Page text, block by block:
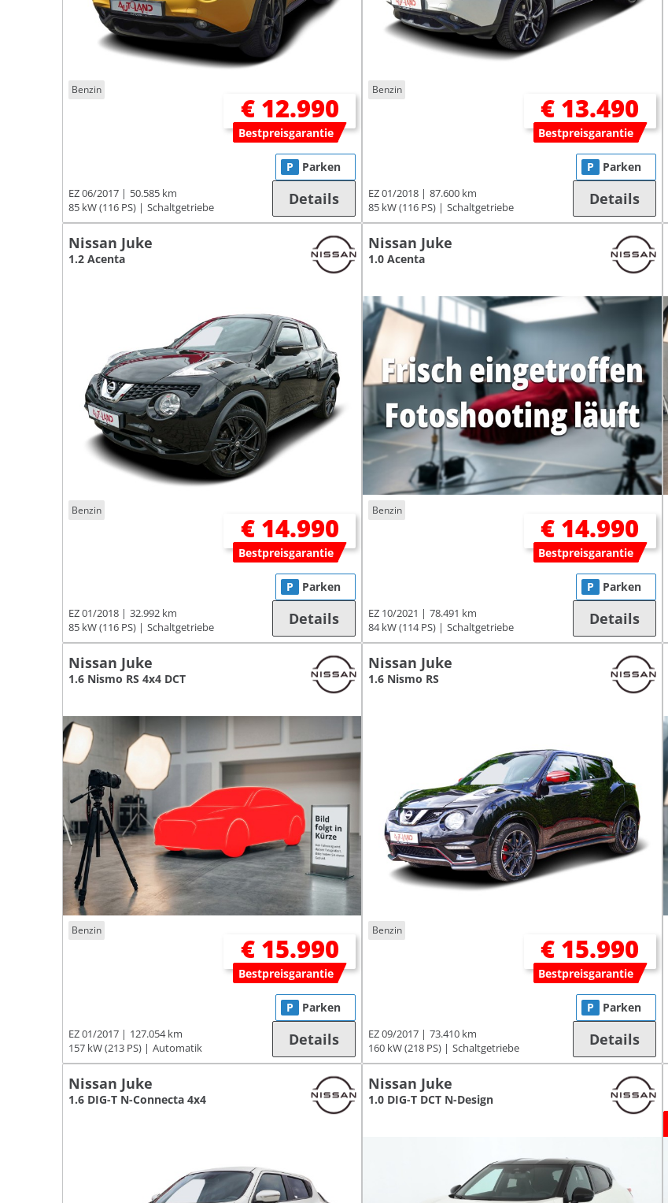
Benzin
€ 12.990
Bestpreisgarantie
EZ 06/2017
50.585 km
85 kW (116 PS)
Schaltgetriebe
P Parken
Details
Benzin
€ 13.490
Bestpreisgarantie
EZ 01/2018
87.600 km
85 kW (116 PS)
Schaltgetriebe
P Parken
Details
Nissan Juke
1.2 Acenta
Benzin
€ 14.990
Bestpreisgarantie
EZ 01/2018
32.992 km
85 kW (116 PS)
Schaltgetriebe
P Parken
Details
Nissan Juke
1.0 Acenta
Benzin
€ 14.990
Bestpreisgarantie
EZ 10/2021
78.491 km
84 kW (114 PS)
Schaltgetriebe
P Parken
Details
Nissan Juke
1.6 Nismo RS 4x4 DCT
Benzin
€ 15.990
Bestpreisgarantie
EZ 01/2017
127.054 km
157 kW (213 PS)
Automatik
P Parken
Details
Nissan Juke
1.6 Nismo RS
Benzin
€ 15.990
Bestpreisgarantie
EZ 09/2017
73.410 km
160 kW (218 PS)
Schaltgetriebe
P Parken
Details
Nissan Juke
1.6 DIG-T N-Connecta 4x4
Nissan Juke
1.0 DIG-T DCT N-Design